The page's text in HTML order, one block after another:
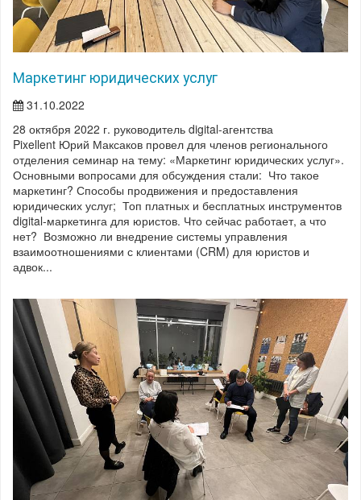
Маркетинг юридических услуг
31.10.2022
28 октября 2022 г. руководитель digital-агентства
Pixellent Юрий Максаков провел для членов регионального
отделения семинар на тему: «Маркетинг юридических услуг».
Основными вопросами для обсуждения стали: Что такое
маркетинг? Способы продвижения и предоставления
юридических услуг; Топ платных и бесплатных инструментов
digital-маркетинга для юристов. Что сейчас работает, а что
нет? Возможно ли внедрение системы управления
взаимоотношениями с клиентами (CRM) для юристов и
адвок...